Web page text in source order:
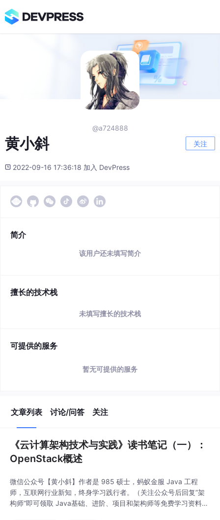
@a724888
黄小斜 关注
2022-09-16 17:36:18 加入 DevPress
简介
该用户还未填写简介
擅长的技术栈
未填写擅长的技术栈
可提供的服务
暂无可提供的服务
文章列表 讨论/问答 关注
《云计算架构技术与实践》读书笔记（一）：
OpenStack概述
微信公众号【黄小斜】作者是 985 硕士，蚂蚁金服 Java 工程
师，互联网行业新知，终身学习践行者。（关注公众号后回复”架
构师“即可领取 Java基础、进阶、项目和架构师等免费学习资料，